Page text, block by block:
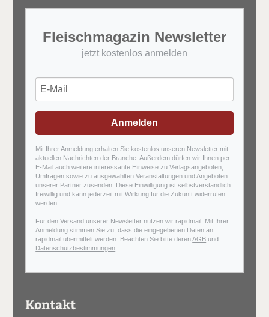
Fleischmagazin Newsletter
jetzt kostenlos anmelden
Anmelden
Mit Ihrer Anmeldung erhalten Sie kostenlos unseren Newsletter mit
aktuellen Nachrichten der Branche. Außerdem dürfen wir Ihnen per
E-Mail auch weitere interessante Hinweise zu Verlagsangeboten,
Umfragen sowie zu ausgewählten Veranstaltungen und Angeboten
unserer Partner zusenden. Diese Einwilligung ist selbstverständlich
freiwillig und kann jederzeit mit Wirkung für die Zukunft widerrufen
werden.
Für den Versand unserer Newsletter nutzen wir rapidmail. Mit Ihrer
Anmeldung stimmen Sie zu, dass die eingegebenen Daten an
rapidmail übermittelt werden. Beachten Sie bitte derenAGB und
Datenschutzbestimmungen
Kontakt